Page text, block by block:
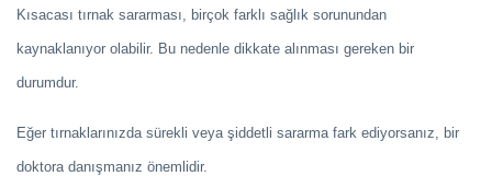
Kısacası tırnak sararması, birçok farklı sağlık sorunundan
kaynaklanıyor olabilir. Bu nedenle dikkate alınması gereken bir
durumdur.
Eğer tırnaklarınızda sürekli veya şiddetli sararma fark ediyorsanız, bir
doktora danışmanız önemlidir.